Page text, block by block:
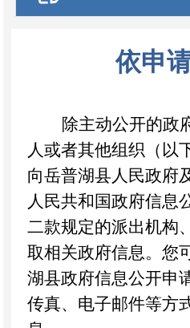
依申
除主动公开的政
人或者其他组织（以
向岳普湖县人民政府
人民共和国政府信息
二款规定的派出机构
取相关政府信息。您
湖县政府信息公开申
传真、电子邮件等方